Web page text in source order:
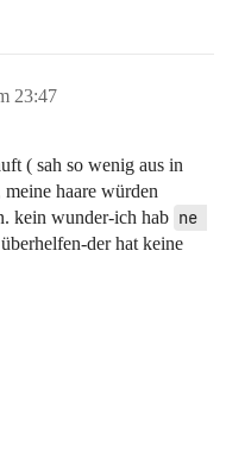
23:47
( sah so wenig aus in
haare würden
kein wunder-ich hab ne
der hat keine